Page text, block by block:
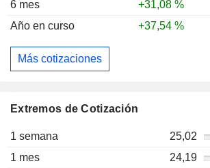
6 mes
+31,08 %
Año en curso
+37,54 %
Más cotizaciones
Extremos de Cotización
1 semana 25,02
1 mes
24,19